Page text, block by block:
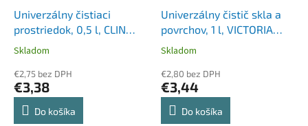
Univerzálny čistiaci
prostriedok, 0,5 l, CLIN
"Multi-shine"
Skladom
€2,75 bez DPH
€3,38
Do košíka
Univerzálny čistič skla a
povrchov, 1 l, VICTORIA
HYGIENA
Skladom
€2,80 bez DPH
€3,44
Do košíka